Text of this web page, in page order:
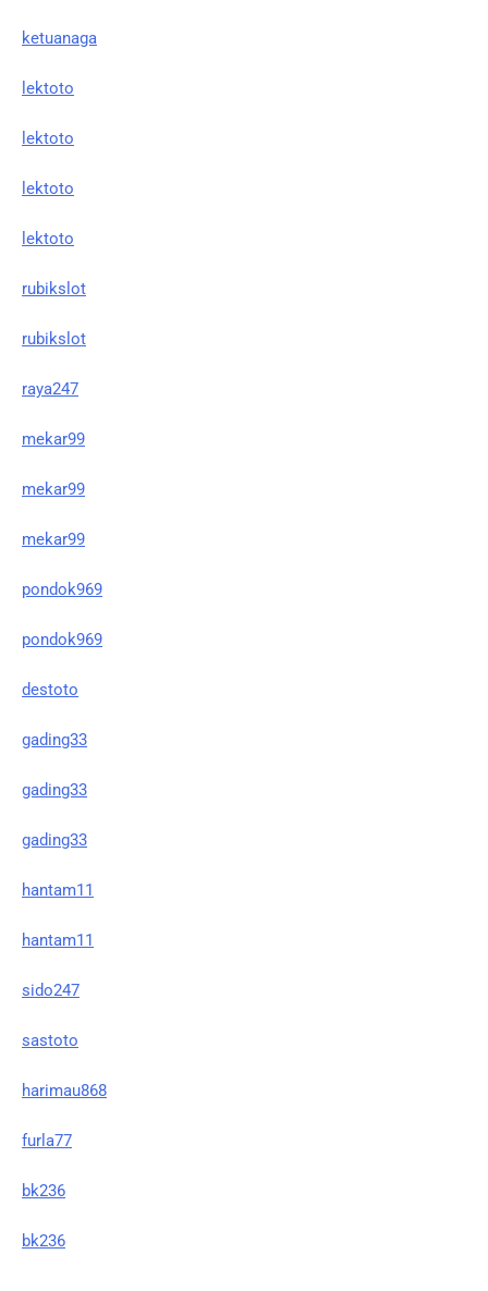
ketuanaga
lektoto
lektoto
lektoto
lektoto
rubikslot
rubikslot
raya247
mekar99
mekar99
mekar99
pondok969
pondok969
destoto
gading33
gading33
gading33
hantam11
hantam11
sido247
sastoto
harimau868
furla77
bk236
bk236